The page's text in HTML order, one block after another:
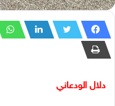
دلال الودعاني